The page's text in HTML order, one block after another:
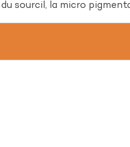
sourcil, la micro